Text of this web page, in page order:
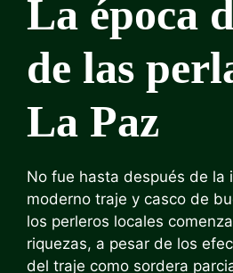
La época
de las
La Paz
No fue hasta después de la
moderno traje y casco de
los perleros locales
riquezas, a pesar de los
del traje como sordera